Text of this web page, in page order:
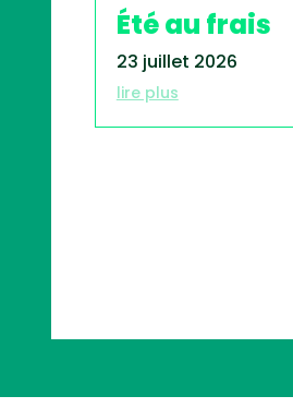
Été au frais
23 juillet 2026
lire plus